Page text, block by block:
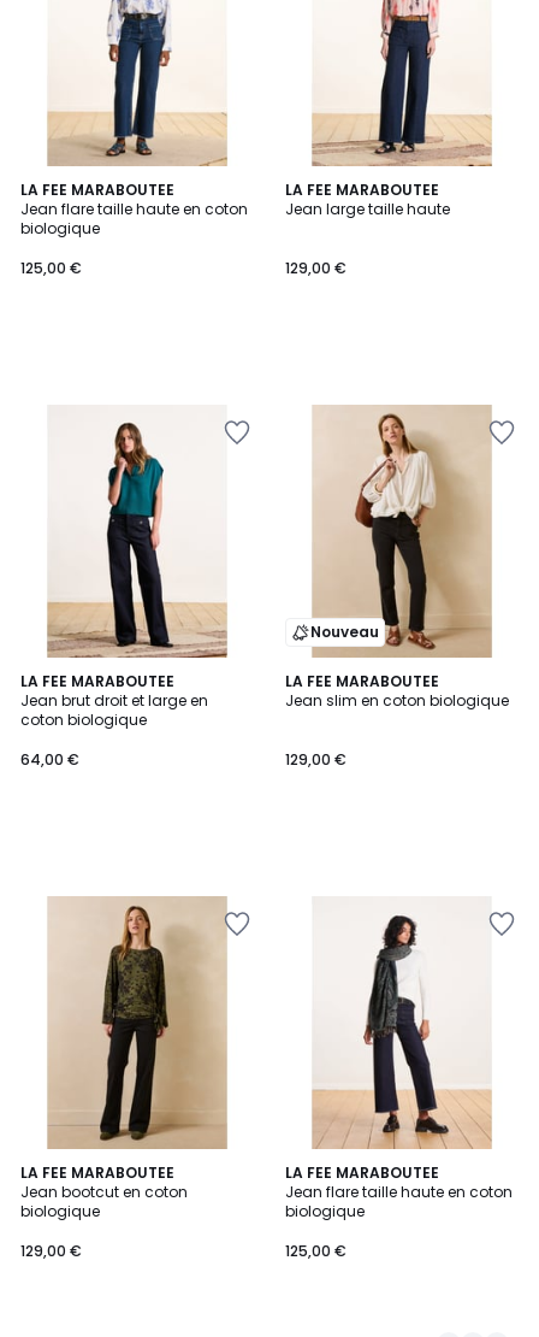
LA FEE MARABOUTEE
Jean flare taille haute en coton
biologique
125,00 €
LA FEE MARABOUTEE
Jean large taille haute
129,00 €
LA FEE MARABOUTEE
Jean brut droit et large en
coton biologique
64,00 €
Nouveau
LA FEE MARABOUTEE
Jean slim en coton biologique
129,00 €
LA FEE MARABOUTEE
Jean bootcut en coton
biologique
129,00 €
LA FEE MARABOUTEE
Jean flare taille haute en coton
biologique
125,00 €
2
Couleurs